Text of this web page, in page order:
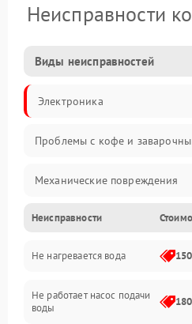
Неисправности
Виды неисправностей
Электроника
Проблемы с кофе и
Механические повреждения
Прочие неисправности
Включение и работа
Проблемы с водой
Неисправности
Не нагревается вода
Не работает насос подачи
воды